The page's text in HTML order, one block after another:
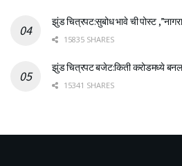
झुंड चित्रपट:सुबोध भावे ची पोस्ट
15835 SHARES
झुंड चित्रपट बजेट:किती करोडमध्ये
15341 SHARES